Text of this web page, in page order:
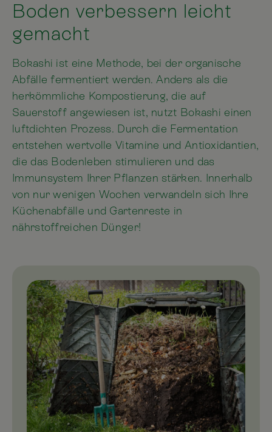
Boden verbessern leicht
gemacht
Bokashi ist eine Methode, bei der organische
Abfälle fermentiert werden. Anders als die
herkömmliche Kompostierung, die auf
Sauerstoff angewiesen ist, nutzt Bokashi einen
luftdichten Prozess. Durch die Fermentation
entstehen wertvolle Vitamine und Antioxidantien,
die das Bodenleben stimulieren und das
Immunsystem Ihrer Pflanzen stärken. Innerhalb
von nur wenigen Wochen verwandeln sich Ihre
Küchenabfälle und Gartenreste in
nährstoffreichen Dünger!